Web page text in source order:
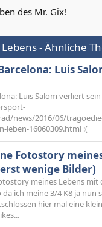
des Mr. Gix!
- Ähnliche
Luis
Luis Salom verliert
news/2016/06/
leben-16060309.html :(
Fotostory
wenige Bilder)
meines Lebens mit
da ich meine 3/4 K8 ja nun
hier mal eine